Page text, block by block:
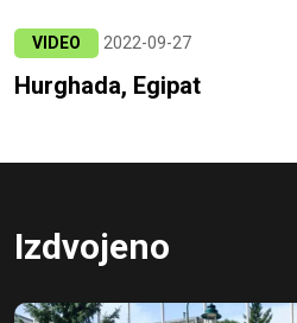
VIDEO 2022-09-27
Hurghada, Egipat
Izdvojeno